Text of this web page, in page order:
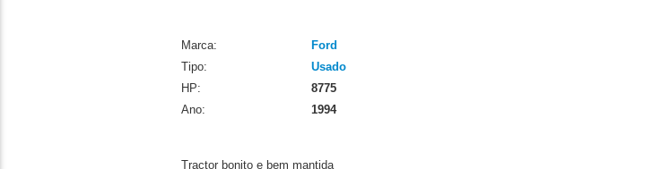
Marca:
Ford
Tipo:
Usado
HP:
8775
Ano:
1994
Tractor bonito e bem mantida